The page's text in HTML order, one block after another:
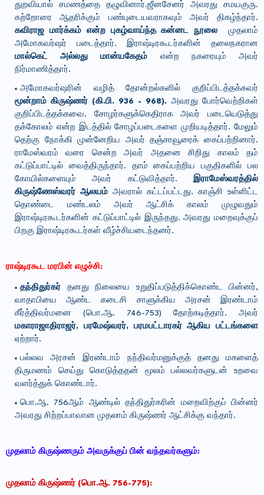
துறவியால் சமணத்தை தழுவினார்.ஜீனசேனர் அவரது சமயகுரு.
கற்றோரை ஆதரிக்கும் பண்புடையவராகவும் அவர் திகழ்ந்தார்.
கவிராஜ மார்க்கம் என்ற புகழ்வாய்ந்த கன்னட நூலை முதலாம்
அமோகவர்ஷர் படைத்தார். இராஷ்டிரகூடர்களின் தலைநகரான
மால்கெட் அல்லது மான்யகேதம் என்ற நகரையும் அவர்
நிர்மாணித்தார்.
அமோகவர்ஷரின் வழித் தோன்றல்களில் குறிப்பிடத்தக்கவர்
மூன்றாம் கிருஷ்ணர் (கி.பி. 936 - 968). அவரது போர்வெற்றிகள்
குறிப்பிடத்தக்கவை. சோழர்களுக்கெதிராக அவர் படையெடுத்து
தக்கோலம் என்ற இடத்தில் சோழப்படைகளை முறியடித்தார். மேலும்
தெற்கு நோக்கி முன்னேறிய அவர் தஞ்சாவூரைக் கைப்பற்றினார்.
ராமேஸ்வரம் வரை சென்ற அவர் அதனை சிறிது காலம் தம்
கட்டுப்பாட்டில் வைத்திருந்தார். தாம் கைப்பற்றிய பகுதிகளில் பல
கோயில்களையும் அவர் கட்டுவித்தார். இராமேஸ்வரத்தில்
கிருஷ்ணேஸ்வரர் ஆலயம் அவரால் கட்டப்பட்டது. காஞ்சி உள்ளிட்ட
தொண்டை மண்டலம் அவர் ஆட்சிக் காலம் முழுவதும்
இராஷ்டிரகூடர்களின் கட்டுப்பாட்டில் இருந்தது. அவரது மறைவுக்குப்
பிறகு இராஷ்டிரகூடர்கள் வீழ்ச்சியடைந்தனர்.
ராஷ்டிரகூட மரபின் எழுச்சி:
தந்திதுர்கர் தனது நிலையை உறுதிப்படுத்திக்கொண்ட பின்னர்,
வாதாபியை ஆண்ட கடைசி சாளுக்கிய அரசன் இரண்டாம்
கீர்த்திவர்மனை (பொ.ஆ. 746-753) தோற்கடித்தார். அவர்
மகாராஜாதிராஜர், பரமேஷ்வரர், பரமபட்டாரகர் ஆகிய பட்டங்களை
ஏற்றார்.
பல்லவ அரசன் இரண்டாம் நந்திவர்மனுக்குத் தனது மகளைத்
திருமணம் செய்து கொடுத்ததன் மூலம் பல்லவர்களுடன் உறவை
வளர்த்துக் கொண்டார்.
பொ.ஆ. 756ஆம் ஆண்டில் தந்திதுர்கரின் மறைவிற்குப் பின்னர்
அவரது சிற்றப்பாவான முதலாம் கிருஷ்ணர் ஆட்சிக்கு வந்தார்.
முதலாம் கிருஷ்ணரும் அவருக்குப் பின் வந்தவர்களும்:
முதலாம் கிருஷ்ணர் (பொ.ஆ. 756-775):